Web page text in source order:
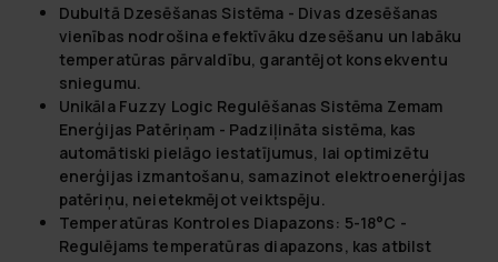
Dubultā Dzesēšanas Sistēma - Divas dzesēšanas
vienības nodrošina efektīvāku dzesēšanu un labāku
temperatūras pārvaldību, garantējot konsekventu
sniegumu.
Unikāla Fuzzy Logic Regulēšanas Sistēma Zemam
Enerģijas Patēriņam - Padziļināta sistēma, kas
automātiski pielāgo iestatījumus, lai optimizētu
enerģijas izmantošanu, samazinot elektroenerģijas
patēriņu, neietekmējot veiktspēju.
Temperatūras Kontroles Diapazons: 5-18°C -
Regulējams temperatūras diapazons, kas atbilst